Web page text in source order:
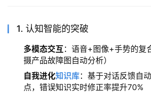
1. 认知智能的突破
多模态交互 ：语音+图像+手势的复
摄产品故障图自动分析）
自我进化知识库：基于对话反馈自
点，错误知识实时修正率提升70%